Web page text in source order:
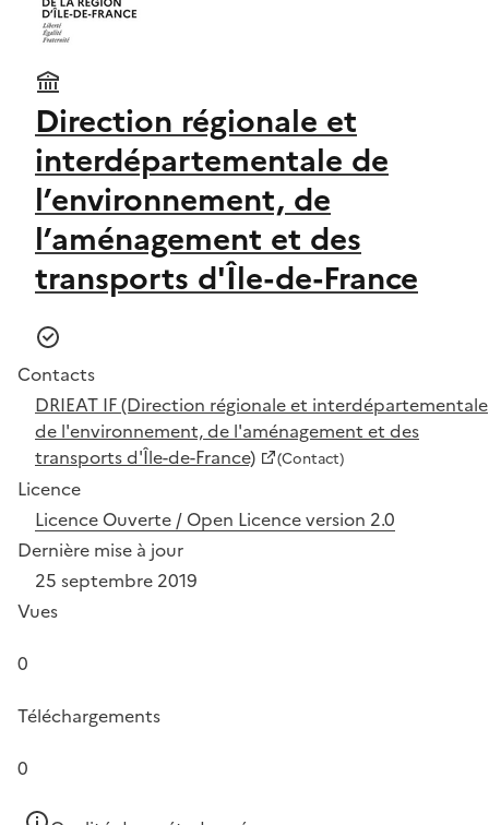
Direction régionale et
interdépartementale de
l’environnement, de
l’aménagement et des
transports d'Île-de-France
Contacts
DRIEAT IF (Direction régionale et interdépartementale
de l'environnement, de l'aménagement et des
transports d'Île-de-France)
(Contact)
Licence
Licence Ouverte / Open Licence version 2.0
Dernière mise à jour
25 septembre 2019
Vues
0
Téléchargements
0